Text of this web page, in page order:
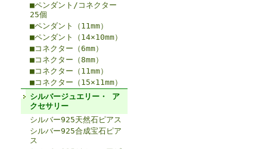
■ペンダント/コネクター
25個
■ペンダント（11mm）
■ペンダント（14×10mm）
■コネクター（6mm）
■コネクター（8mm）
■コネクター（11mm）
■コネクター（15×11mm）
シルバージュエリー・ ア
クセサリー
シルバー925天然石ピアス
シルバー925合成宝石ピア
ス